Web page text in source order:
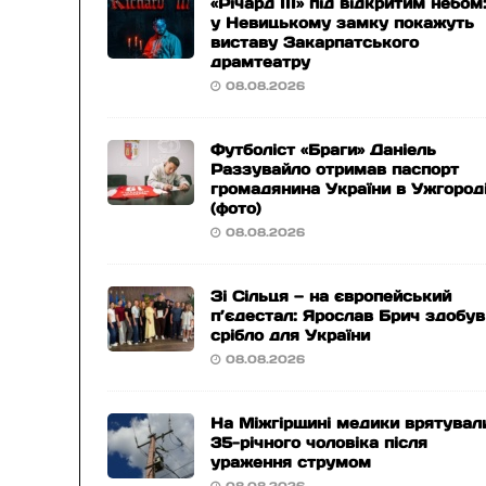
у Невицькому замку покажуть
виставу Закарпатського
драмтеатру
08.08.2026
Футболіст «Браги» Даніель
Раззувайло отримав паспорт
громадянина України в
(фото)
08.08.2026
Зі Сільця — на європейський
п’єдестал: Ярослав Брич здобув
срібло для України
08.08.2026
На Міжгірщині медики
35-річного чоловіка після
ураження струмом